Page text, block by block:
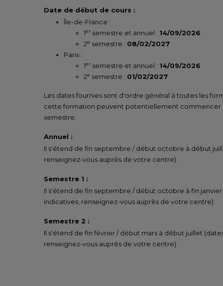
Date de début de cours :
Île-de-France :
1er semestre et annuel : 14/09/2026
2e semestre : 08/02/2027
Paris :
1er semestre et annuel : 14/09/2026
2e semestre : 01/02/2027
Les dates fournies sont d'ordre général à toutes les
cette formation peuvent potentiellement commencer
semestre.
Annuel :
Il s'étend de fin septembre / début octobre à début
renseignez-vous auprès de votre centre).
Semestre 1 :
Il s'étend de fin septembre / début octobre à fin
indicatives, renseignez-vous auprès de votre centre).
Semestre 2 :
Il s'étend de fin février / début mars à début juillet
renseignez-vous auprès de votre centre).